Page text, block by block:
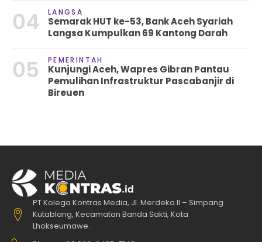
04 LANGSA
Semarak HUT ke-53, Bank Aceh Syariah
Langsa Kumpulkan 69 Kantong Darah
05 PEMERINTAH
Kunjungi Aceh, Wapres Gibran Pantau
Pemulihan Infrastruktur Pascabanjir di
Bireuen
PT Kolega Kontras Media, Jl. Merdeka II – Simpang
Kutablang, Kecamatan Banda Sakti, Kota
Lhokseumawe.